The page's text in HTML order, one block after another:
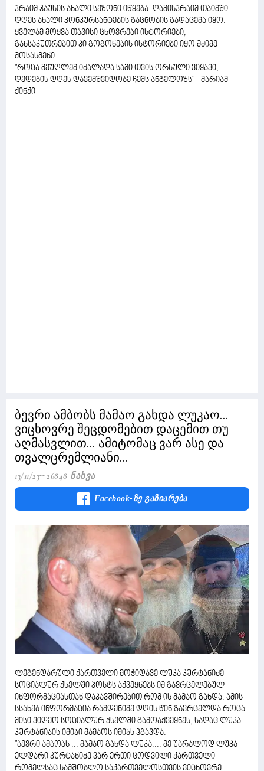
პრაიმ ჰაუსის ახალი სეზონი იწყება. ღამისპრაიმ თაიმში
დღეს ახალი კონკურსანტების გაცნობის გადაცემა იყო.
ყველამ მოყვა თავისი ცხოვრები ისტორიები,
განსაკუთრებით კი გოგონების ისტორიები იყო მძიმე
მოსასმენი.
"როცა მეუღლემ იძალადა სამი თვის ორსული ვიყავი,
დედების დღეს დავემშვიდობე ჩემს ანგელოზს" - მარიამ
ქინქი
ბევრი ამბობს მამაო გახდა ლუკაო...
ვიცხოვრე შეცდომებით დაცემით თუ
აღმასვლით... ამიტომაც ვარ ასე და
თვალცრემლიანი...
13/11/23 26848 Ნახვა
Facebook-Ზე Გაზიარება
ლეგენდარული ქართველი მოჭიდავე ლუკა კურტანიძე
სოციალურ ქსელში პოსტს აქვეყნებს იმ გავრცელებულ
ინფორმაციასთან დაკავშირებით რომ ის მამაო გახდა. ამის
სსახებ ინფორმაცია რამდენიმე დღის წინ გავრცელდა როცა
მისი ვიდეო სოციალურ ქსელში გამოაქვეყნეს, სადაც ლუკა
კურტანიჯის იმიჯი მამაოს იმიჯს ჰგავდა.
"ბევრი ამბობს ... მამაო გახდა ლუკა.... მე უბრალოდ ლუკა
ელდარი კურტანიძე ვარ ერთი ცოდვილი ქართველი
რომელსაც სამშობლო საქართველოსთვის ვიცხოვრე